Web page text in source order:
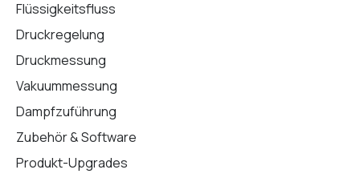
Flüssigkeitsfluss
Druckregelung
Druckmessung
Vakuummessung
Dampfzuführung
Zubehör & Software
Produkt-Upgrades